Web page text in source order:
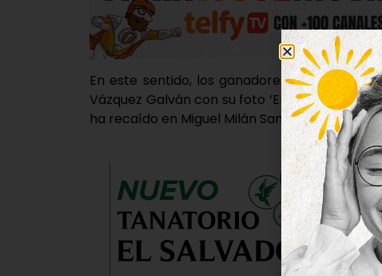
En este sentido, los ganadores de la
Vázquez Galván con su foto ‘Entre el polvo
ha recaído en Miguel Milán Santana con